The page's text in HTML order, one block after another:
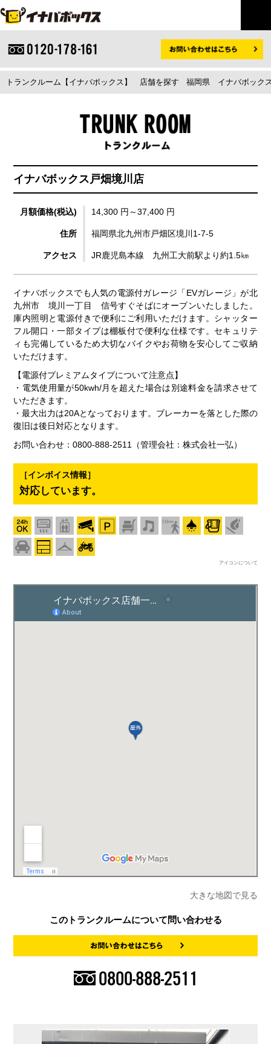
トランクルーム【イナバボックス】 店舗を探す 福岡県 イナバボック
イナバボックス戸畑境川店
月額価格(税込) 14,300 円～37,400 円
住所 福岡県北九州市戸畑区境川1-7-5
アクセス JR鹿児島本線 九州工大前駅より約1.5㎞
イナバボックスでも人気の電源付ガレージ「EVガレージ」が北
九州市 境川一丁目 信号すぐそばにオープンいたしました。
庫内照明と電源付きで便利にご利用いただけます。シャッター
フル開口・一部タイプは棚板付で便利な仕様です。セキュリテ
ィも完備しているため大切なバイクやお荷物を安心してご収納
いただけます。
【電源付プレミアムタイプについて注意点】
・電気使用量が50kwh/月を超えた場合は別途料金を請求させて
いただきます。
・最大出力は20Aとなっております。ブレーカーを落とした際の
復旧は後日対応となります。
お問い合わせ：0800-888-2511（管理会社：株式会社一弘）
［インボイス情報］
対応しています。
アイコンについて
大きな地図で見る
このトランクルームについて問い合わせる
0800-888-2511